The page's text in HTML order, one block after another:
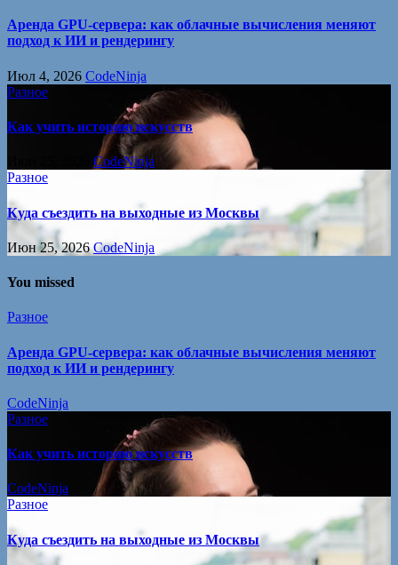
Аренда GPU-сервера: как облачные вычисления меняют
подход к ИИ и рендерингу
Июл 4, 2026 CodeNinja
Разное
Как учить историю искусств
CodeNinja
Разное
Куда съездить на выходные из Москвы
Июн 25, 2026CodeNinja
You missed
Разное
Аренда GPU-сервера: как облачные вычисления меняют
подход к ИИ и рендерингу
CodeNinja
Разное
Как учить историю искусств
CodeNinja
Разное
Куда съездить на выходные из Москвы